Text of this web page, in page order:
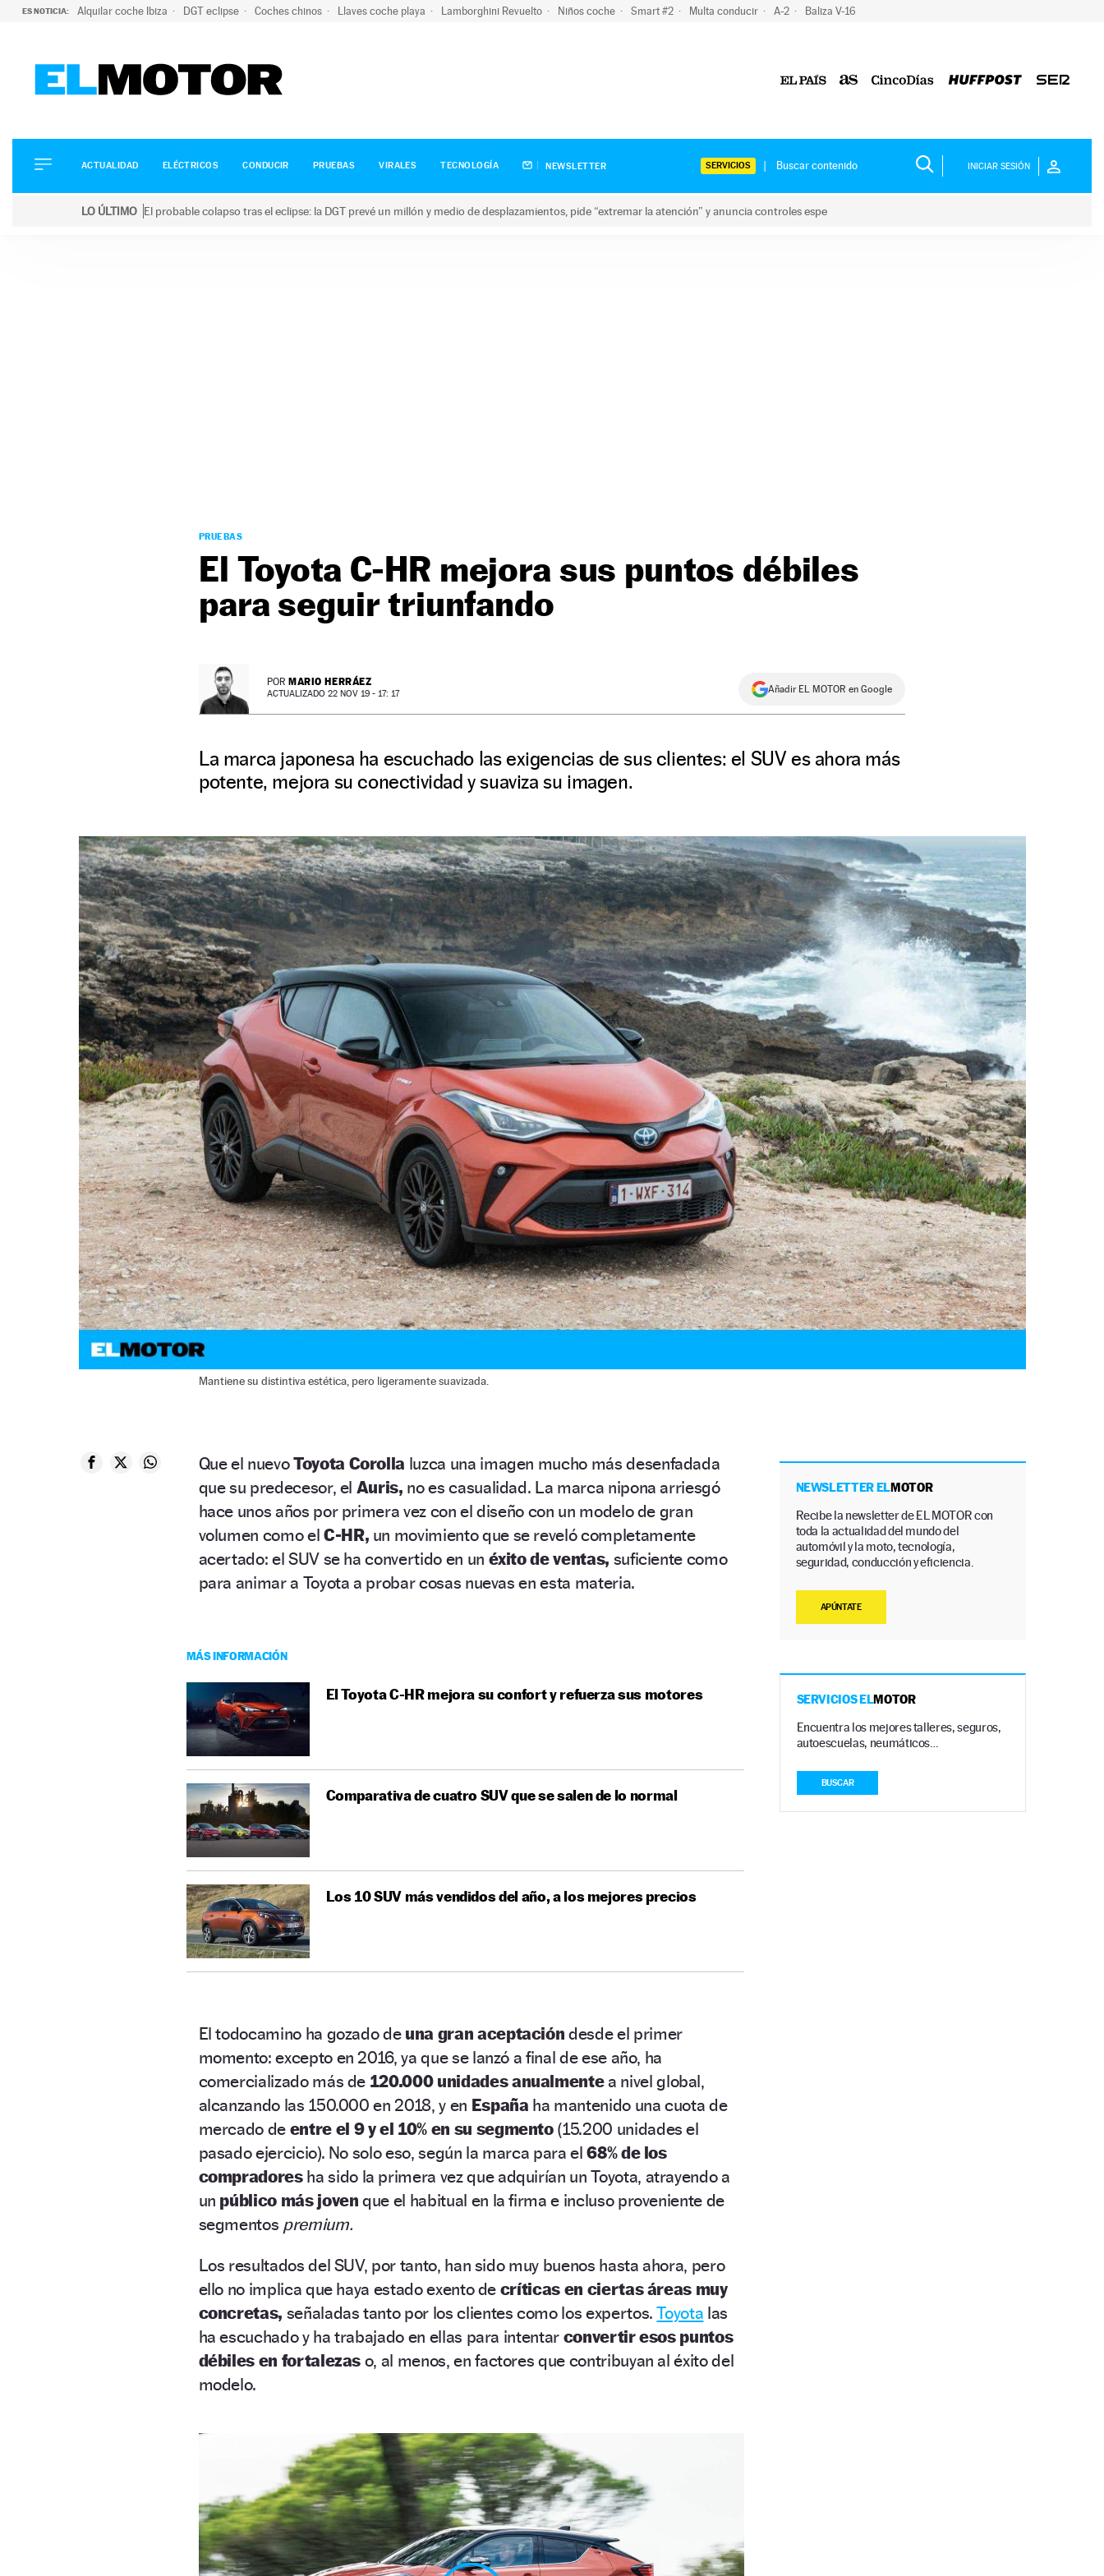
ES NOTICIA: Alquilar coche Ibiza DGT eclipse Coches chinos Llaves coche playa Lamborghini Revuelto Niños coche Smart #2 Multa conducir A-2 Baliza V-16
ELÉCTRICOS
CONDUCIR
ACTUALIDAD ELÉCTRICOS CONDUCIR PRUEBAS VIRALES TECNOLOGÍA NEWSLETTER SERVICIOS INICIAR SESIÓN
LO ÚLTIMO El probable colapso tras el eclipse: la DGT prevé un millón y medio de desplazamientos, pide “extremar la atención” y anuncia controles espe
PRUEBAS
El Toyota C-HR mejora sus puntos débiles
para seguir triunfando
POR MARIO HERRÁEZ
ACTUALIZADO 22 NOV 19 - 17: 17 Añadir EL MOTOR en Google
La marca japonesa ha escuchado las exigencias de sus clientes: el SUV es ahora más
potente, mejora su conectividad y suaviza su imagen.
Mantiene su distintiva estética, pero ligeramente suavizada.
Que el nuevoToyota Corolla luzca una imagen mucho más desenfadada
que su predecesor, el Auris, no es casualidad. La marca nipona arriesgó
hace unos años por primera vez con el diseño con un modelo de gran
volumen como el C-HR, un movimiento que se reveló completamente
acertado: el SUV se ha convertido en un éxito de ventas, suficiente como
para animar a Toyota a probar cosas nuevas en esta materia.
MÁS INFORMACIÓN
El Toyota C-HR mejora su confort y refuerza sus motores
Comparativa de cuatro SUV que se salen de lo normal
Los 10 SUV más vendidos del año, a los mejores precios
El todocamino ha gozado de una gran aceptación desde el primer
momento: excepto en 2016, ya que se lanzó a final de ese año, ha
comercializado más de 120.000 unidades anualmentea nivel global,
alcanzando las 150.000 en 2018, y en España ha mantenido una cuota de
mercado de entre el 9 y el 10% en su segmento(15.200 unidades el
pasado ejercicio). No solo eso, según la marca para el 68% de los
compradoresha sido la primera vez que adquirían un Toyota, atrayendo a
un público más joven que el habitual en la firma e incluso proveniente de
segmentos premium.
Los resultados del SUV, por tanto, han sido muy buenos hasta ahora, pero
ello no implica que haya estado exento de críticas en ciertas áreas muy
concretas, señaladas tanto por los clientes como los expertos.Toyota las
ha escuchado y ha trabajado en ellas para intentar convertir esos puntos
débiles en fortalezas o, al menos, en factores que contribuyan al éxito del
modelo.
NEWSLETTER ELMOTOR
Recibe la newsletter de EL MOTOR con
toda la actualidad del mundo del
automóvil y la moto, tecnología,
seguridad, conducción y eficiencia.
APÚNTATE
SERVICIOS ELMOTOR
Encuentra los mejores talleres, seguros,
autoescuelas, neumáticos…
BUSCAR